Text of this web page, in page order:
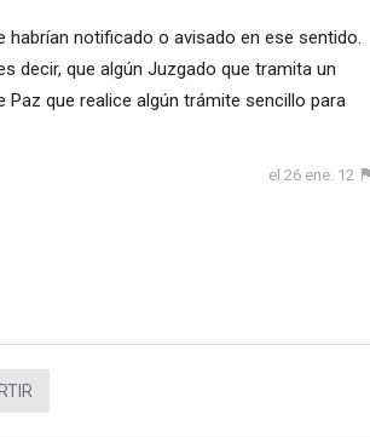
notificado o avisado en ese sentido.
decir, que algún Juzgado que tramita un
que realice algún trámite sencillo para
el 26 ene. 12